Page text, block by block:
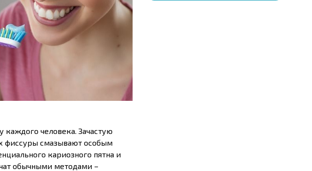
человека. Зачастую
фиссуры смазывают особым
кариозного пятна и
обычными методами –